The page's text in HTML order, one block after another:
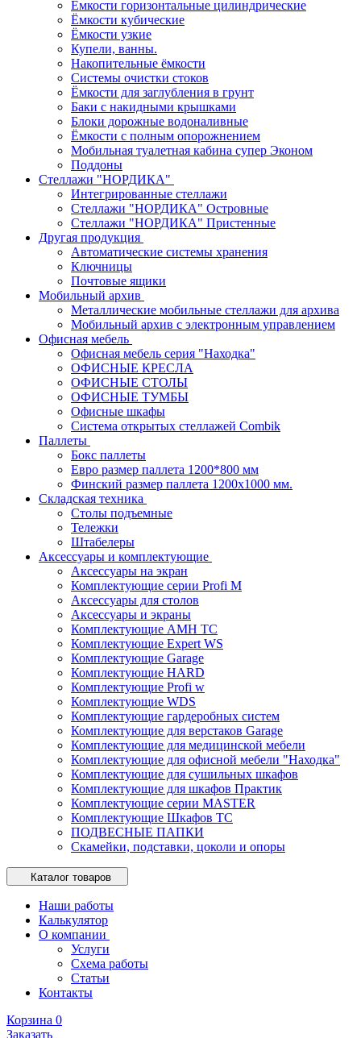
Ёмкости горизонтальные цилиндрические
Ёмкости кубические
Ёмкости узкие
Купели, ванны.
Накопительные ёмкости
Системы очистки стоков
Ёмкости для заглубления в грунт
Баки с накидными крышками
Блоки дорожные водоналивные
Ёмкости с полным опорожнением
Мобильная туалетная кабина супер Эконом
Поддоны
Стеллажи "НОРДИКА"
Интегрированные стеллажи
Стеллажи "НОРДИКА" Островные
Стеллажи "НОРДИКА" Пристенные
Другая продукция
Автоматические системы хранения
Ключницы
Почтовые ящики
Мобильный архив
Металлические мобильные стеллажи для архива
Мобильный архив с электронным управлением
Офисная мебель
Офисная мебель серия "Находка"
ОФИСНЫЕ КРЕСЛА
ОФИСНЫЕ СТОЛЫ
ОФИСНЫЕ ТУМБЫ
Офисные шкафы
Система открытых стеллажей Combik
Паллеты
Бокс паллеты
Евро размер паллета 1200*800 мм
Финский размер паллета 1200х1000 мм.
Складская техника
Столы подъемные
Тележки
Штабелеры
Аксессуары и комплектующие
Аксессуары на экран
Комплектующие серии Profi M
Аксессуары для столов
Аксессуары и экраны
Комплектующие AMH TC
Комплектующие Expert WS
Комплектующие Garage
Комплектующие HARD
Комплектующие Profi w
Комплектующие WDS
Комплектующие гардеробных систем
Комплектующие для верстаков Garage
Комплектующие для медицинской мебели
Комплектующие для офисной мебели "Находка"
Комплектующие для сушильных шкафов
Комплектующие для шкафов Практик
Комплектующие серии MASTER
Комплектующие Шкафов ТС
ПОДВЕСНЫЕ ПАПКИ
Скамейки, подставки, цоколи и опоры
Каталог товаров
Наши работы
Калькулятор
О компании
Услуги
Схема работы
Статьи
Контакты
Корзина 0
Заказать